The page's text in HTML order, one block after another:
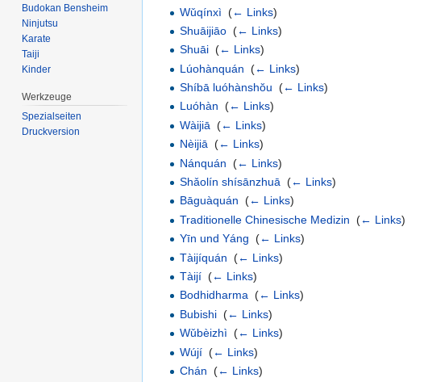
Wǔqínxì ‎(← Links)
Shuāijiāo ‎(← Links)
Shuāi ‎(← Links)
Lúohànquán ‎(← Links)
Shíbā luóhànshŏu ‎(← Links)
Luóhàn ‎(← Links)
Wàijiā ‎(← Links)
Nèijiā ‎(← Links)
Nánquán ‎(← Links)
Shǎolín shísānzhuā ‎(← Links)
Bāguàquán ‎(← Links)
Traditionelle Chinesische Medizin ‎(← Links)
Yīn und Yáng ‎(← Links)
Tàijíquán ‎(← Links)
Tàijí ‎(← Links)
Bodhidharma ‎(← Links)
Bubishi ‎(← Links)
Wǔbèizhì ‎(← Links)
Wújí ‎(← Links)
Chán ‎(← Links)
Budokan Bensheim
Ninjutsu
Karate
Taiji
Kinder
Werkzeuge
Spezialseiten
Druckversion